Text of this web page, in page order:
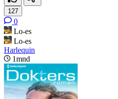
127
0
Lo-es
Lo-es
Harlequin
1mnd